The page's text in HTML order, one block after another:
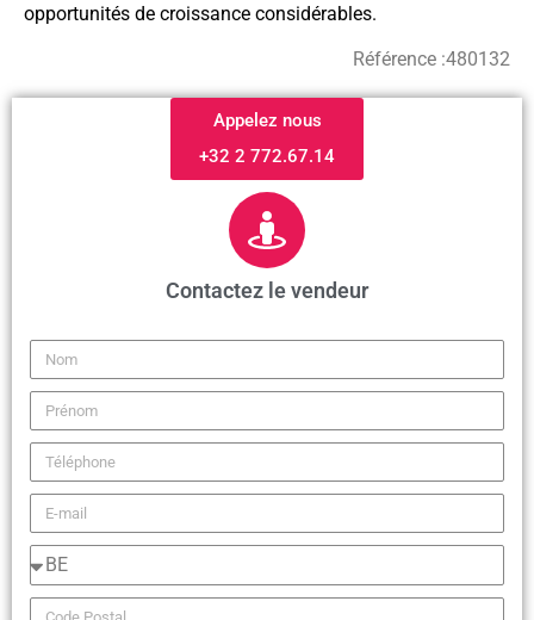
opportunités de croissance considérables.
Référence :480132
Appelez nous
+32 2 772.67.14
Contactez le vendeur